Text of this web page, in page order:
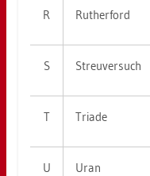
R Ru­t­her­ford
S Streu­ver­such
T Tria­de
U Uran